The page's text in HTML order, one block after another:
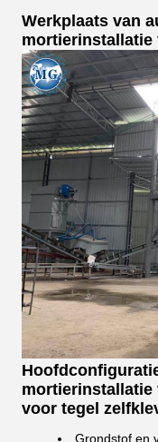
Werkplaats van
mortierinstallatie
mortierinstallatie
voor tegel
Grondstof en